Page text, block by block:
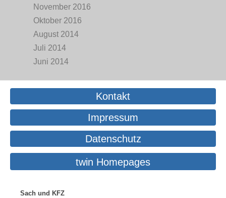
November 2016
Oktober 2016
August 2014
Juli 2014
Juni 2014
Kontakt
Impressum
Datenschutz
twin Homepages
Sach und KFZ